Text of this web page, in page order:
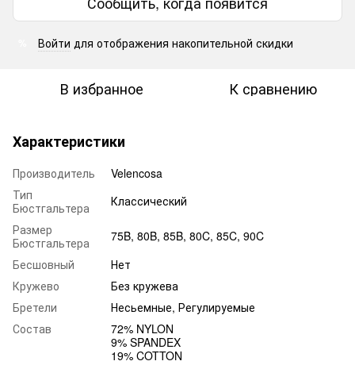
Войти для отображения накопительной скидки
В избранное К сравнению
Характеристики
Производитель
Velencosa
Тип
Бюстгальтера
Классический
Размер
Бюстгальтера
75B, 80B, 85B, 80C, 85C, 90C
Бесшовный
Нет
Кружево
Без кружева
Бретели
Несьемные, Регулируемые
Состав
72% NYLON
9% SPANDEX
19% COTTON